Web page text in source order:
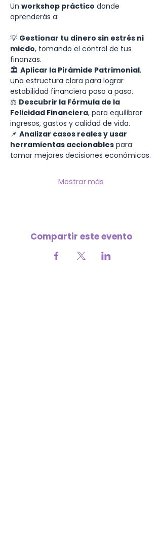
Un workshop práctico donde
aprenderás a:
💡 Gestionar tu dinero sin estrés ni
miedo, tomando el control de tus
finanzas.
🏛️ Aplicar la Pirámide Patrimonial,
una estructura clara para lograr
estabilidad financiera paso a paso.
⚖️ Descubrir la Fórmula de la
Felicidad Financiera, para equilibrar
ingresos, gastos y calidad de vida.
📌 Analizar casos reales y usar
herramientas accionables para
tomar mejores decisiones económicas.
Mostrar más
Compartir este evento